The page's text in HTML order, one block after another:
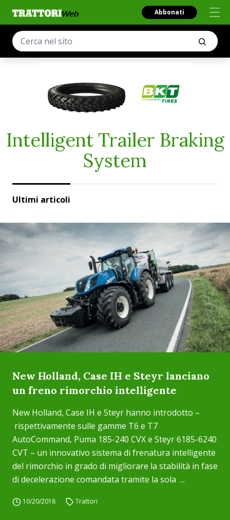
Abbonati
Intelligent Trailer Braking
System
Ultimi articoli
New Holland, Case IH e Steyr lanciano
un freno rimorchio intelligente
New Holland, Case IH e Steyr hanno introdotto –
rispettivamente sulle gamme T6 e T7
AutoCommand, Puma 185-240 CVX e Steyr 6185-6240
CVT – un innovativo sistema di frenatura intelligente
del rimorchio in grado di migliorare la stabilità in fase
di decelerazione comandata tramite la sola ...
10/20/2018 Trattori